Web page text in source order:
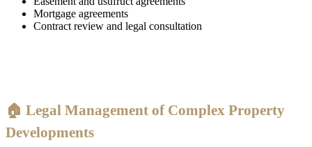
Mortgage agreements
Contract review and legal consultation
🏠 Legal Management of Complex Property
Developments